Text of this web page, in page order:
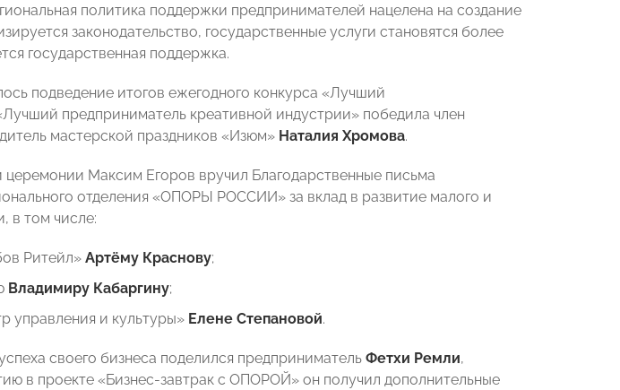
политика поддержки предпринимателей нацелена на создание
законодательство, государственные услуги становятся более
государственная поддержка.
подведение итогов ежегодного конкурса «Лучший
предприниматель креативной индустрии» победила член
мастерской праздников «Изюм» Наталия Хромова.
Максим Егоров вручил Благодарственные письма
отделения «ОПОРЫ РОССИИ» за вклад в развитие малого и
в том числе:
Ритейл» Артёму Краснову;
Владимиру Кабаргину;
управления и культуры» Елене Степановой.
своего бизнеса поделился предприниматель Фетхи Ремли,
в проекте «Бизнес-завтрак с ОПОРОЙ» он получил дополнительные